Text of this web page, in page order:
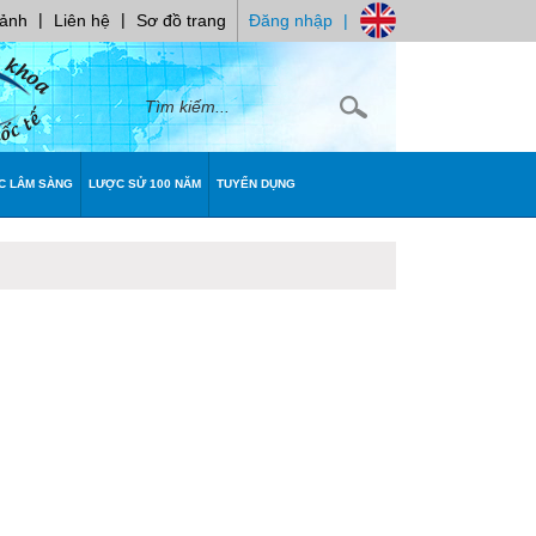
| Liên hệ | Sơ đồ trang Đăng nhập |
LÂM SÀNG LƯỢC SỬ 100 NĂM TUYỂN DỤNG